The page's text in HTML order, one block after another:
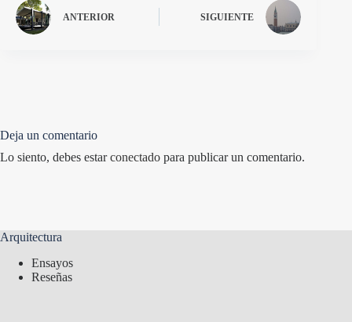
ANTERIOR SIGUIENTE
Deja un comentario
Lo siento, debes estarconectado para publicar un comentario.
Arquitectura
Ensayos
Reseñas